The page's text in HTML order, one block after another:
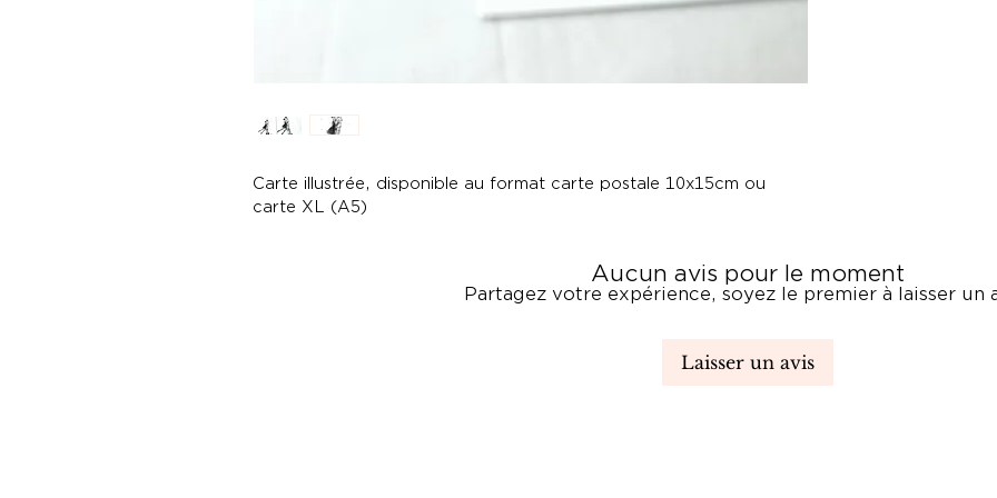
Carte illustrée, disponible au format carte postale 10x15cm ou
carte XL (A5)
Aucun avis pour le moment
Partagez votre expérience, soyez le premier à laisser un
Laisser un avis